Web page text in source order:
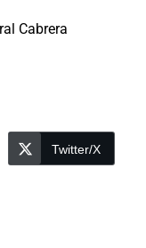
Cabrera
Twitter/X